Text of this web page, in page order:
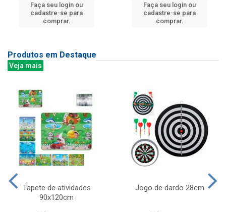
Faça seu login ou
cadastre-se para
comprar.
Faça seu login ou
cadastre-se para
comprar.
Produtos em Destaque
Veja mais
Tapete de atividades
90x120cm
Jogo de dardo 28cm